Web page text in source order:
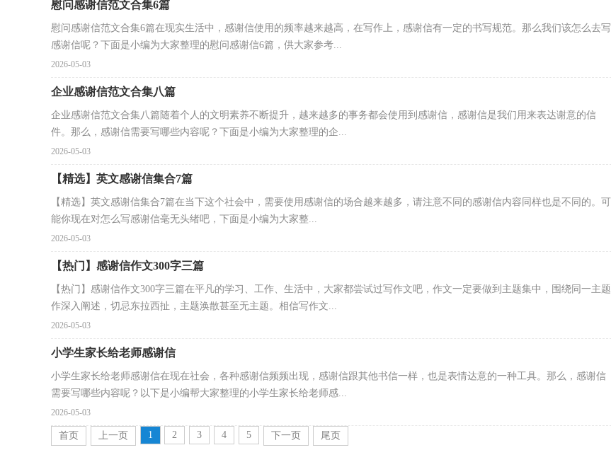
慰问感谢信范文合集6篇
慰问感谢信范文合集6篇在现实生活中，感谢信使用的频率越来越高，在写作上，感谢信有一定的书写规范。那么我们该怎么去写
感谢信呢？下面是小编为大家整理的慰问感谢信6篇，供大家参考...
2026-05-03
企业感谢信范文合集八篇
企业感谢信范文合集八篇随着个人的文明素养不断提升，越来越多的事务都会使用到感谢信，感谢信是我们用来表达谢意的信
件。那么，感谢信需要写哪些内容呢？下面是小编为大家整理的企...
2026-05-03
【精选】英文感谢信集合7篇
【精选】英文感谢信集合7篇在当下这个社会中，需要使用感谢信的场合越来越多，请注意不同的感谢信内容同样也是不同的。可
能你现在对怎么写感谢信毫无头绪吧，下面是小编为大家整...
2026-05-03
【热门】感谢信作文300字三篇
【热门】感谢信作文300字三篇在平凡的学习、工作、生活中，大家都尝试过写作文吧，作文一定要做到主题集中，围绕同一主题
作深入阐述，切忌东拉西扯，主题涣散甚至无主题。相信写作文...
2026-05-03
小学生家长给老师感谢信
小学生家长给老师感谢信在现在社会，各种感谢信频频出现，感谢信跟其他书信一样，也是表情达意的一种工具。那么，感谢信
需要写哪些内容呢？以下是小编帮大家整理的小学生家长给老师感...
2026-05-03
首页 上一页 1 2 3 4 5 下一页 尾页